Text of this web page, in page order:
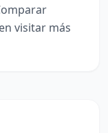
visitar más